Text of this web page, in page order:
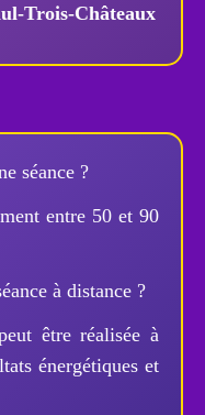
Trois-Châteaux
séance ?
entre 50 et 90
à distance ?
être réalisée à
énergétiques et